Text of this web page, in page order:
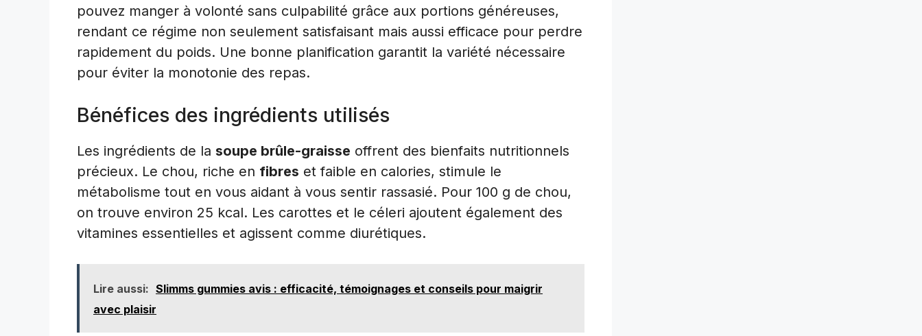
pouvez manger à volonté sans culpabilité grâce aux portions généreuses,
rendant ce régime non seulement satisfaisant mais aussi efficace pour perdre
rapidement du poids. Une bonne planification garantit la variété nécessaire
pour éviter la monotonie des repas.
Bénéfices des ingrédients utilisés
Les ingrédients de la soupe brûle-graisse offrent des bienfaits nutritionnels
précieux. Le chou, riche en fibres et faible en calories, stimule le
métabolisme tout en vous aidant à vous sentir rassasié. Pour 100 g de chou,
on trouve environ 25 kcal. Les carottes et le céleri ajoutent également des
vitamines essentielles et agissent comme diurétiques.
Lire aussi: Slimms gummies avis : efficacité, témoignages et conseils pour maigrir
avec plaisir